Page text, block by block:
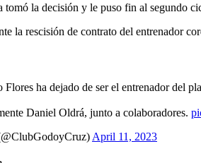
la decisión y le puso fin al segundo
la rescisión de contrato del entrenador
ha dejado de ser el entrenador del
Daniel Oldrá, junto a colaboradores.
April 11, 2023